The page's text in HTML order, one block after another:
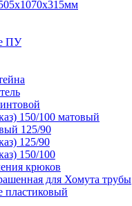
ПУ
150/100 матовый
125/90
125/90
150/100
крюков
для Хомута трубы
пластиковый